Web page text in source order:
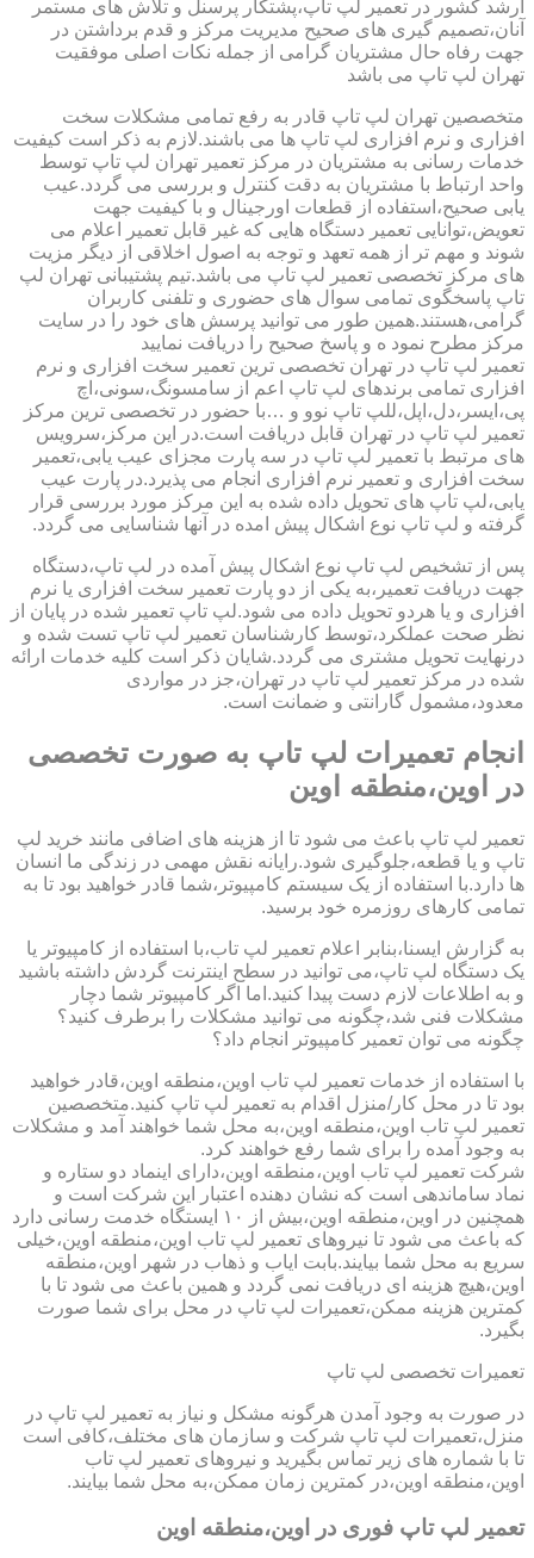
ارشد کشور در تعمیر لپ تاپ،پشتکار پرسنل و تلاش های مستمر
آنان،تصمیم گیری های صحیح مدیریت مرکز و قدم برداشتن در
جهت رفاه حال مشتریان گرامی از جمله نکات اصلی موفقیت
تهران لپ تاپ می باشد
متخصصین تهران لپ تاپ قادر به رفع تمامی مشکلات سخت
افزاری و نرم افزاری لپ تاپ ها می باشند.لازم به ذکر است کیفیت
خدمات رسانی به مشتریان در مرکز تعمیر تهران لپ تاپ توسط
واحد ارتباط با مشتریان به دقت کنترل و بررسی می گردد.عیب
یابی صحیح،استفاده از قطعات اورجینال و با کیفیت جهت
تعویض،توانایی تعمیر دستگاه هایی که غیر قابل تعمیر اعلام می
شوند و مهم تر از همه تعهد و توجه به اصول اخلاقی از دیگر مزیت
های مرکز تخصصی تعمیر لپ تاپ می باشد.تیم پشتیبانی تهران لپ
تاپ پاسخگوی تمامی سوال های حضوری و تلفنی کاربران
گرامی،هستند.همین طور می توانید پرسش های خود را در سایت
مرکز مطرح نمود ه و پاسخ صحیح را دریافت نمایید
تعمیر لپ تاپ در تهران تخصصی ترین تعمیر سخت افزاری و نرم
افزاری تمامی برندهای لپ تاپ اعم از سامسونگ،سونی،اچ
پی،ایسر،دل،اپل،للپ تاپ نوو و …با حضور در تخصصی ترین مرکز
تعمیر لپ تاپ در تهران قابل دریافت است.در این مرکز،سرویس
های مرتبط با تعمیر لپ تاپ در سه پارت مجزای عیب یابی،تعمیر
سخت افزاری و تعمیر نرم افزاری انجام می پذیرد.در پارت عیب
یابی،لپ تاپ های تحویل داده شده به این مرکز مورد بررسی قرار
گرفته و لپ تاپ نوع اشکال پیش امده در آنها شناسایی می گردد.
پس از تشخیص لپ تاپ نوع اشکال پیش آمده در لپ تاپ،دستگاه
جهت دریافت تعمیر،به یکی از دو پارت تعمیر سخت افزاری یا نرم
افزاری و یا هردو تحویل داده می شود.لپ تاپ تعمیر شده در پایان از
نظر صحت عملکرد،توسط کارشناسان تعمیر لپ تاپ تست شده و
درنهایت تحویل مشتری می گردد.شایان ذکر است کلیه خدمات ارائه
شده در مرکز تعمیر لپ تاپ در تهران،جز در مواردی
معدود،مشمول گارانتی و ضمانت است.
انجام تعمیرات لپ تاپ به صورت تخصصی
در اوین،منطقه اوین
تعمیر لپ تاپ باعث می شود تا از هزینه های اضافی مانند خرید لپ
تاپ و یا قطعه،جلوگیری شود.رایانه نقش مهمی در زندگی ما انسان
ها دارد.با استفاده از یک سیستم کامپیوتر،شما قادر خواهید بود تا به
تمامی کارهای روزمره خود برسید.
به گزارش ایسنا،بنابر اعلام تعمیر لپ تاب،با استفاده از کامپیوتر یا
یک دستگاه لپ تاپ،می توانید در سطح اینترنت گردش داشته باشید
و به اطلاعات لازم دست پیدا کنید.اما اگر کامپیوتر شما دچار
مشکلات فنی شد،چگونه می توانید مشکلات را برطرف کنید؟
چگونه می توان تعمیر کامپیوتر انجام داد؟
با استفاده از خدمات تعمیر لپ تاب اوین،منطقه اوین،قادر خواهید
بود تا در محل کار/منزل اقدام به تعمیر لپ تاپ کنید.متخصصین
تعمیر لپ تاب اوین،منطقه اوین،به محل شما خواهند آمد و مشکلات
به وجود آمده را برای شما رفع خواهند کرد.
شرکت تعمیر لپ تاب اوین،منطقه اوین،دارای اینماد دو ستاره و
نماد ساماندهی است که نشان دهنده اعتبار این شرکت است و
همچنین در اوین،منطقه اوین،بیش از ۱۰ ایستگاه خدمت رسانی دارد
که باعث می شود تا نیروهای تعمیر لپ تاب اوین،منطقه اوین،خیلی
سریع به محل شما بیایند.بابت ایاب و ذهاب در شهر اوین،منطقه
اوین،هیچ هزینه ای دریافت نمی گردد و همین باعث می شود تا با
کمترین هزینه ممکن،تعمیرات لپ تاپ در محل برای شما صورت
بگیرد.
تعمیرات تخصصی لپ تاپ
در صورت به وجود آمدن هرگونه مشکل و نیاز به تعمیر لپ تاپ در
منزل،تعمیرات لپ تاپ شرکت و سازمان های مختلف،کافی است
تا با شماره های زیر تماس بگیرید و نیروهای تعمیر لپ تاب
اوین،منطقه اوین،در کمترین زمان ممکن،به محل شما بیایند.
تعمیر لپ تاپ فوری در اوین،منطقه اوین